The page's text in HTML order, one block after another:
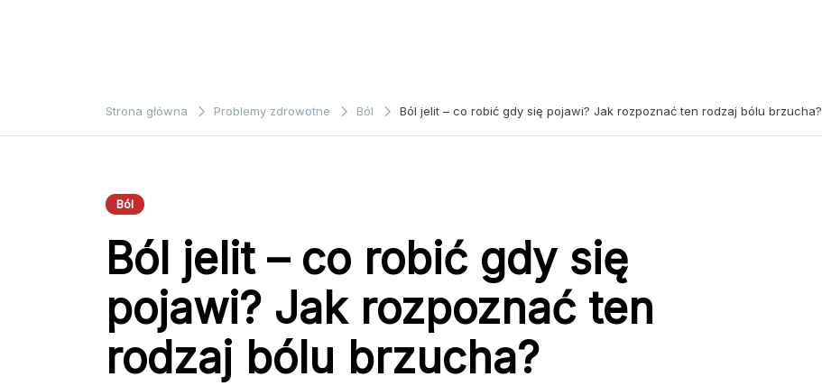
Strona główna Problemy zdrowotne Ból Ból jelit – co robić gdy się pojawi? Jak rozpoznać ten rodzaj bólu brzucha?
Ból
Ból jelit – co robić gdy się
pojawi? Jak rozpoznać ten
rodzaj bólu brzucha?